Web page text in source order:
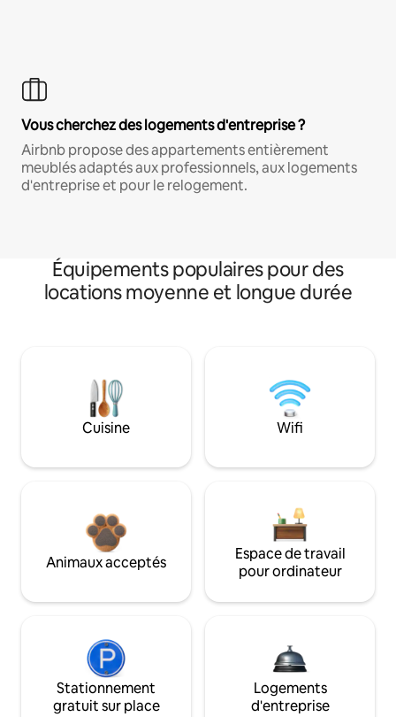
Vous cherchez des logements d'entreprise ?
Airbnb propose des appartements entièrement
meublés adaptés aux professionnels, aux logements
d'entreprise et pour le relogement.
Équipements populaires pour des
locations moyenne et longue durée
Cuisine Wifi
Animaux acceptés
Espace de travail
pour ordinateur
Stationnement
gratuit sur place
Logements
d'entreprise